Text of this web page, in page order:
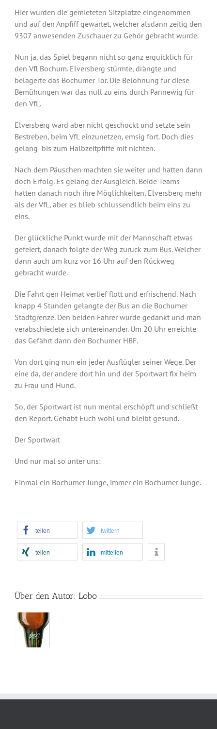
Hier wurden die gemieteten Sitzplätze eingenommen
und auf den Anpfiff gewartet, welcher alsdann zeitig den
9307 anwesenden Zuschauer zu Gehör gebracht wurde.
Nun ja, das Spiel begann nicht so ganz erquicklich für
den Vfl Bochum. Elversberg stürmte, drängte und
belagerte das Bochumer Tor. Die Belohnung für diese
Bemühungen war das null zu eins durch Pannewig für
den VfL.
Elversberg ward aber nicht geschockt und setzte sein
Bestreben, beim VfL einzunetzen, emsig fort. Doch dies
gelang bis zum Halbzeitpfiffe mit nichten.
Nach dem Päuschen machten sie weiter und hatten dann
doch Erfolg. Es gelang der Ausgleich. Beide Teams
hatten danach noch ihre Möglichkeiten, Elversberg mehr
als der VfL, aber es blieb schlussendlich beim eins zu
eins.
Der glückliche Punkt wurde mit der Mannschaft etwas
gefeiert, danach folgte der Weg zurück zum Bus. Welcher
dann auch um kurz vor 16 Uhr auf den Rückweg
gebracht wurde.
Die Fahrt gen Heimat verlief flott und erfrischend. Nach
knapp 4 Stunden gelangte der Bus an die Bochumer
Stadtgrenze. Den beiden Fahrer wurde gedankt und man
verabschiedete sich untereinander. Um 20 Uhr erreichte
das Gefährt dann den Bochumer HBF.
Von dort ging nun ein jeder Ausflügler seiner Wege. Der
eine da, der andere dort hin und der Sportwart fix heim
zu Frau und Hund.
So, der Sportwart ist nun mental erschöpft und schließt
den Report. Gehabt Euch wohl und bleibt gesund.
Der Sportwart
Und nur mal so unter uns:
Einmal ein Bochumer Junge, immer ein Bochumer Junge.
teilen twittern
teilen mitteilen
Über den Autor: Lobo